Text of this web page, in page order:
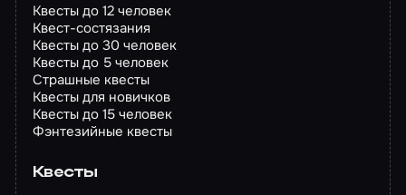
Квесты до 12 человек
Квест-состязания
Квесты до 30 человек
Квесты до 5 человек
Страшные квесты
Квесты для новичков
Квесты до 15 человек
Фэнтезийные квесты
Квесты